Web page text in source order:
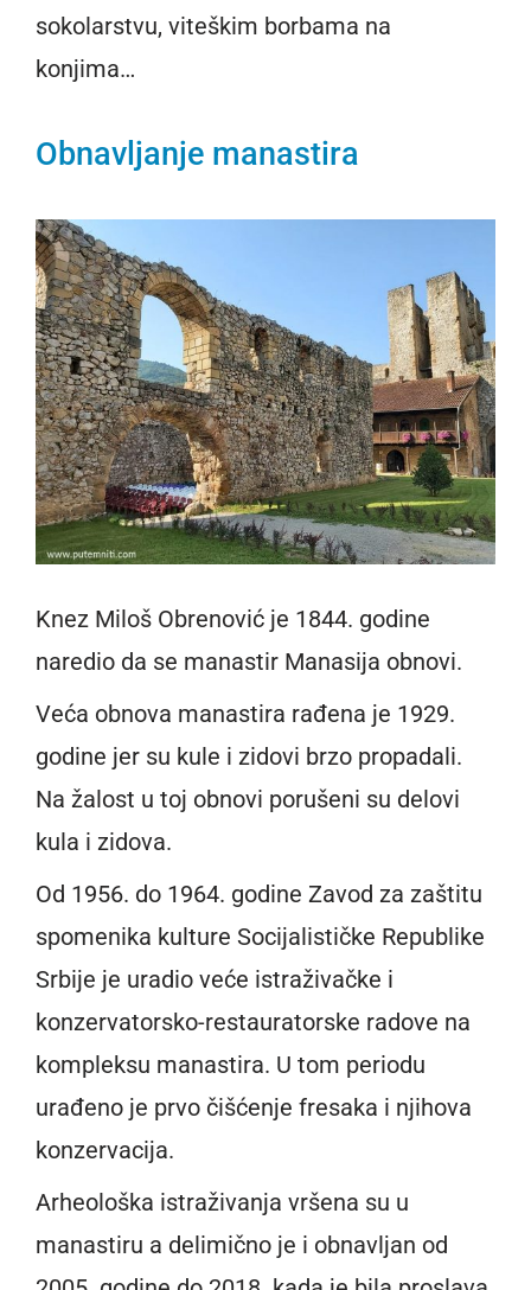
sokolarstvu, viteškim borbama na
konjima…
Obnavljanje manastira
Knez Miloš Obrenović je 1844. godine
naredio da se manastir Manasija obnovi.
Veća obnova manastira rađena je 1929.
godine jer su kule i zidovi brzo propadali.
Na žalost u toj obnovi porušeni su delovi
kula i zidova.
Od 1956. do 1964. godine Zavod za zaštitu
spomenika kulture Socijalističke Republike
Srbije je uradio veće istraživačke i
konzervatorsko-restauratorske radove na
kompleksu manastira. U tom periodu
urađeno je prvo čišćenje fresaka i njihova
konzervacija.
Arheološka istraživanja vršena su u
manastiru a delimično je i obnavljan od